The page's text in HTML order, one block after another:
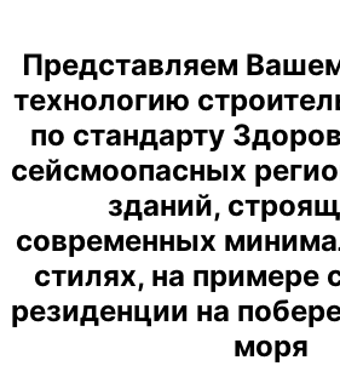
Представляем
технологию
по стандарту
сейсмоопасных
зданий,
современных
стилях, на примере
резиденции на
моря